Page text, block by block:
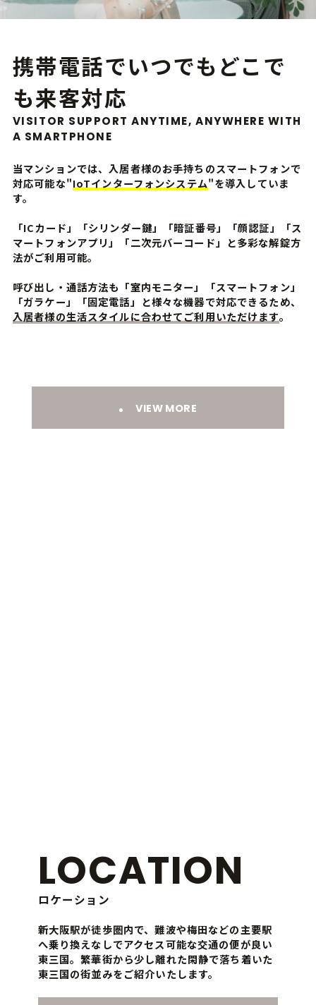
携帯電話でいつでもどこで
も来客対応
VISITOR SUPPORT ANYTIME, ANYWHERE WITH
A SMARTPHONE
当マンションでは、入居者様のお手持ちのスマートフォンで
対応可能な"IoTインターフォンシステム"を導入していま
す。
「ICカード」「シリンダー鍵」「暗証番号」「顔認証」「ス
マートフォンアプリ」「二次元バーコード」と多彩な解錠方
法がご利用可能。
呼び出し・通話方法も「室内モニター」「スマートフォン」
「ガラケー」「固定電話」と様々な機器で対応できるため、
入居者様の生活スタイルに合わせてご利用いただけます。
VIEW MORE
LOCATION
ロケーション
新大阪駅が徒歩圏内で、難波や梅田などの主要駅
へ乗り換えなしでアクセス可能な交通の便が良い
東三国。繁華街から少し離れた閑静で落ち着いた
東三国の街並みをご紹介いたします。